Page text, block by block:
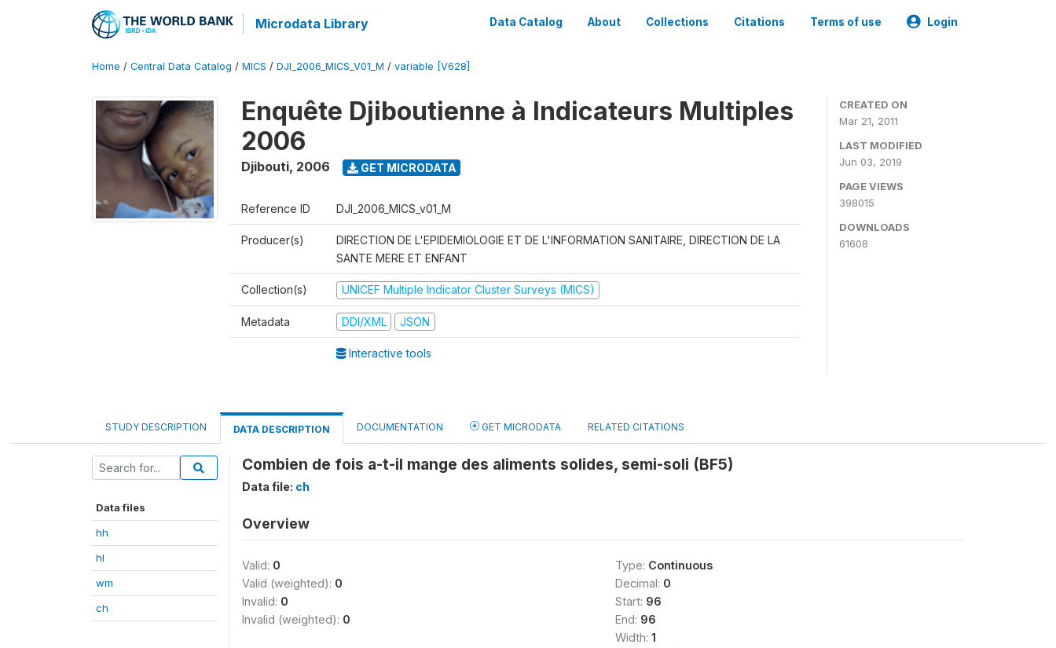
Microdata Library Data Catalog About Collections Citations Terms of use Login
Home / Central Data Catalog / MICS / DJI_2006_MICS_V01_M / variable [V628]
Enquête Djiboutienne à Indicateurs Multiples
2006
Djibouti, 2006 GET MICRODATA
Reference ID DJI_2006_MICS_v01_M
Producer(s)
DIRECTION DE L'EPIDEMIOLOGIE ET DE L'INFORMATION SANITAIRE, DIRECTION DE LA
SANTE MERE ET ENFANT
Collection(s) UNICEF Multiple Indicator Cluster Surveys (MICS)
Metadata DDI/XML JSON
Interactive tools
CREATED ON
Mar 21, 2011
LAST MODIFIED
Jun 03, 2019
PAGE VIEWS
398015
DOWNLOADS
61608
STUDY DESCRIPTION DATA DESCRIPTION DOCUMENTATION GET MICRODATA RELATED CITATIONS
Data files
hh
hl
wm
ch
Combien de fois a-t-il mange des aliments solides, semi-soli (BF5)
Data file: ch
Overview
Valid: 0
Valid (weighted): 0
Invalid: 0
Invalid (weighted): 0
Type: Continuous
Decimal: 0
Start: 96
End: 96
Width: 1